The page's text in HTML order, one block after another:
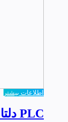
اطلاعات بیشتر
PLC دلتا مدل DVP10SX